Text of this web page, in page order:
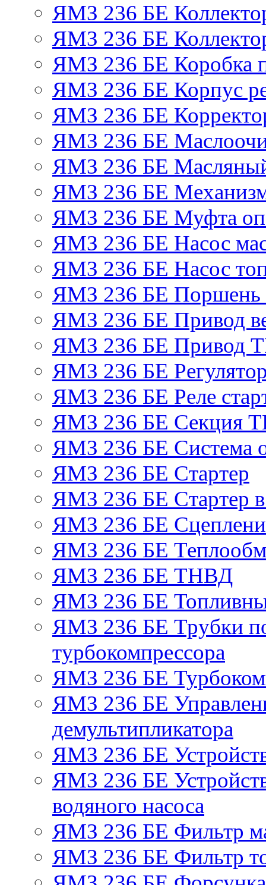
ЯМЗ 236 БЕ
ЯМЗ 236 БЕ
ЯМЗ 236 БЕ Коробка
ЯМЗ 236 БЕ Корпус
ЯМЗ 236 БЕ
ЯМЗ 236 БЕ
ЯМЗ 236 БЕ Масляный
ЯМЗ 236 БЕ Механизм
ЯМЗ 236 БЕ Муфта
ЯМЗ 236 БЕ Насос
ЯМЗ 236 БЕ Насос
ЯМЗ 236 БЕ Поршень
ЯМЗ 236 БЕ Привод
ЯМЗ 236 БЕ Привод
ЯМЗ 236 БЕ
ЯМЗ 236 БЕ Реле
ЯМЗ 236 БЕ Секция
ЯМЗ 236 БЕ Система
ЯМЗ 236 БЕ Стартер
ЯМЗ 236 БЕ Стартер в
ЯМЗ 236 БЕ
ЯМЗ 236 БЕ
ЯМЗ 236 БЕ ТНВД
ЯМЗ 236 БЕ
ЯМЗ 236 БЕ Трубки
турбокомпрессора
ЯМЗ 236 БЕ
ЯМЗ 236 БЕ
демультипликатора
ЯМЗ 236 БЕ
ЯМЗ 236 БЕ
водяного насоса
ЯМЗ 236 БЕ Фильтр
ЯМЗ 236 БЕ Фильтр